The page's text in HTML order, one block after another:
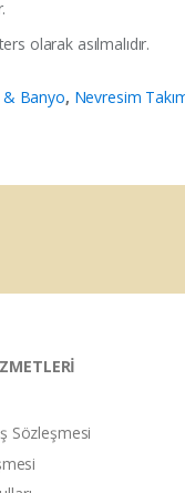
olarak asılmalıdır.
& Banyo, Nevresim
Sözleşmesi